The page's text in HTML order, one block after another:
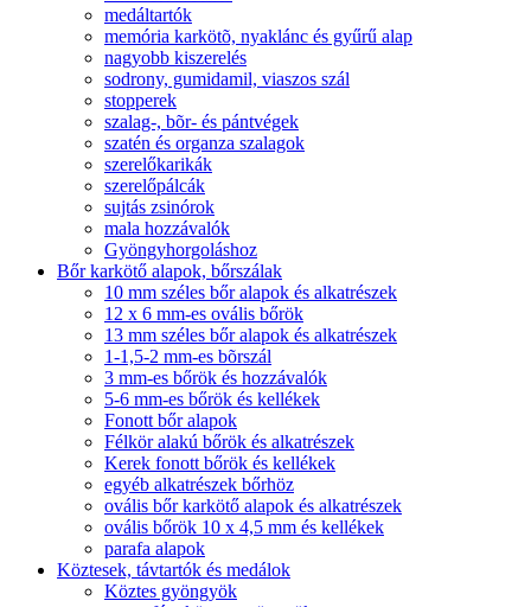
medáltartók
memória karkötõ, nyaklánc és gyűrű alap
nagyobb kiszerelés
sodrony, gumidamil, viaszos szál
stopperek
szalag-, bõr- és pántvégek
szatén és organza szalagok
szerelőkarikák
szerelőpálcák
sujtás zsinórok
mala hozzávalók
Gyöngyhorgoláshoz
Bőr karkötő alapok, bőrszálak
10 mm széles bőr alapok és alkatrészek
12 x 6 mm-es ovális bőrök
13 mm széles bőr alapok és alkatrészek
1-1,5-2 mm-es bõrszál
3 mm-es bőrök és hozzávalók
5-6 mm-es bőrök és kellékek
Fonott bőr alapok
Félkör alakú bőrök és alkatrészek
Kerek fonott bőrök és kellékek
egyéb alkatrészek bőrhöz
ovális bőr karkötő alapok és alkatrészek
ovális bőrök 10 x 4,5 mm és kellékek
parafa alapok
Köztesek, távtartók és medálok
Köztes gyöngyök